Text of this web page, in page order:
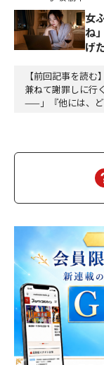
女
ね
げ
【前回記事を読
兼ねて謝罪しに行
——」『他には、
クリームが思い浮